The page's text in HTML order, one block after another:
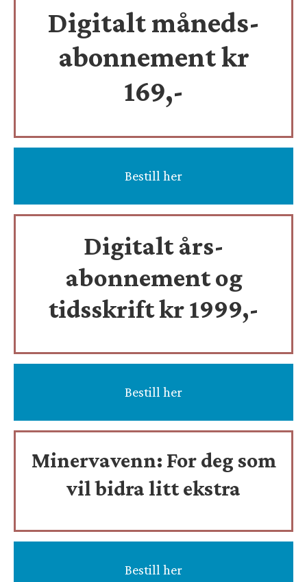
Digitalt måneds-
abonnement kr
169,-
Bestill her
Digitalt års-
abonnement og
tidsskriftkr 1999,-
Bestill her
Minervavenn: For deg som
vil bidra litt ekstra
Bestill her